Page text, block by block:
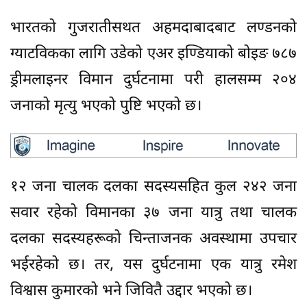
भारतको गुजरातीसथत अहमदाबादबाट लण्डनको
ग्याटविकका लागि उडेको एअर इण्डियाको बोइङ ७८७
ड्रीमलाइनर विमान दुर्घटनामा परी हालसम्म २०४
जनाको मृत्यु भएको पुष्टि भएको छ।
१२ जना चालक दलका सदस्यसहित कुल २४२ जना
सवार रहेको विमानका ३७ जना यात्रु तथा चालक
दलका सदस्यहरूको चिन्ताजनक अवस्थामा उपचार
भईरहेको छ। तर, यस दुर्घटनामा एक यात्रु रमेश
विश्वास कुमारको भने जिवितै उद्दार भएको छ।